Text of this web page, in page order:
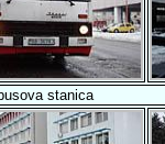
stanica